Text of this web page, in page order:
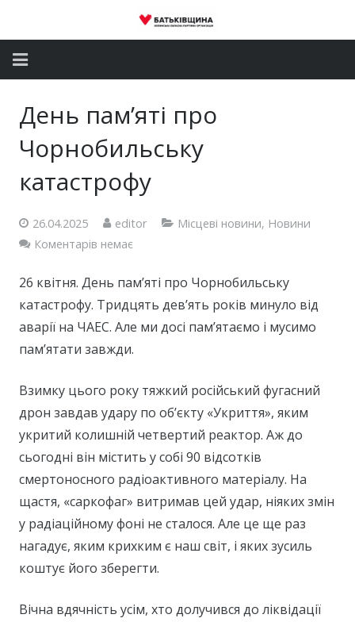
Громадські приймальні
Контакти
День пам’яті про
Чорнобильську
катастрофу
26.04.2025 editor Місцеві новини, Новини
Коментарів немає
26 квітня. День пам’яті про Чорнобильську
катастрофу. Тридцять дев’ять років минуло від
аварії на ЧАЕС. Але ми досі пам’ятаємо і мусимо
пам’ятати завжди.
Взимку цього року тяжкий російський фугасний
дрон завдав удару по об’єкту «Укриття», яким
укритий колишній четвертий реактор. Аж до
сьогодні він містить у собі 90 відсотків
смертоносного радіоактивного матеріалу. На
щастя, «саркофаг» витримав цей удар, ніяких змін
у радіаційному фоні не сталося. Але це ще раз
нагадує, яким крихким є наш світ, і яких зусиль
коштує його зберегти.
Вічна вдячність усім, хто долучився до ліквідації